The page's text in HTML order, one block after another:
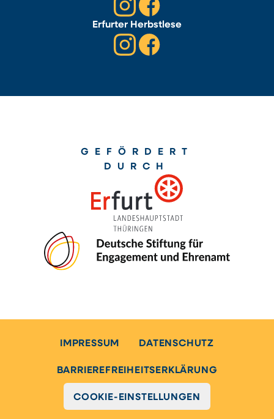
Erfurter Herbstlese
GEFÖRDERT
DURCH
IMPRESSUM DATENSCHUTZ
BARRIEREFREIHEITSERKLÄRUNG
COOKIE-EINSTELLUNGEN